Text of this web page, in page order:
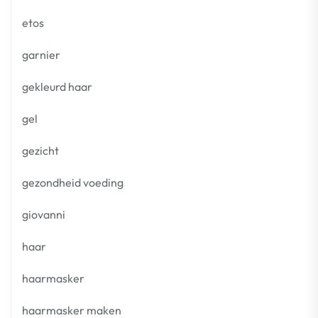
etos
garnier
gekleurd haar
gel
gezicht
gezondheid voeding
giovanni
haar
haarmasker
haarmasker maken